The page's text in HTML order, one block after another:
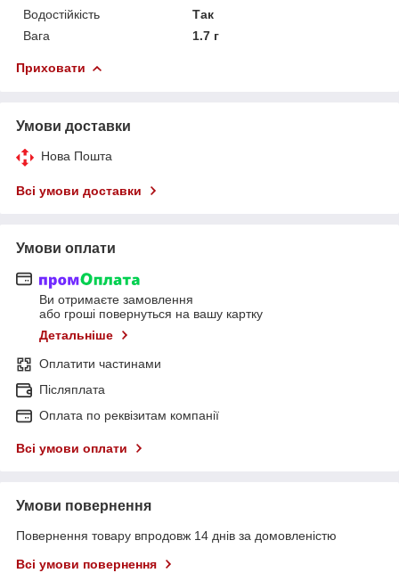
Водостійкість
Так
Вага
1.7 г
Приховати
Умови доставки
Нова Пошта
Всі умови доставки
Умови оплати
Ви отримаєте замовлення
або гроші повернуться на вашу картку
Детальніше
Оплатити частинами
Післяплата
Оплата по реквізитам компанії
Всі умови оплати
Умови повернення
Повернення товару впродовж 14 днів за домовленістю
Всі умови повернення